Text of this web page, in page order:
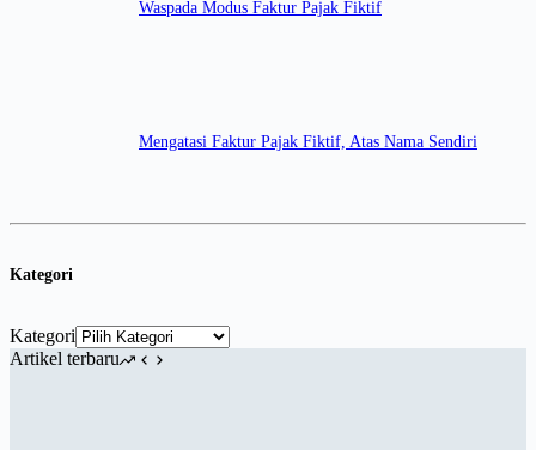
Waspada Modus Faktur Pajak Fiktif
Mengatasi Faktur Pajak Fiktif, Atas Nama Sendiri
Kategori
Kategori
Artikel terbaru